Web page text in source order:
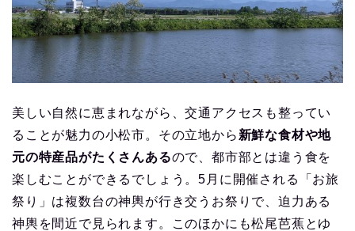
美しい自然に恵まれながら、交通アクセスも整ってい
ることが魅力の小松市。その立地から 新鮮な食材や地
元の特産品がたくさんあるので、都市部とは違う食を
楽しむことができるでしょう。5月に開催される「お旅
祭り」は複数台の神輿が行き交うお祭りで、迫力ある
神輿を間近で見られます。このほかにも松尾芭蕉とゆ